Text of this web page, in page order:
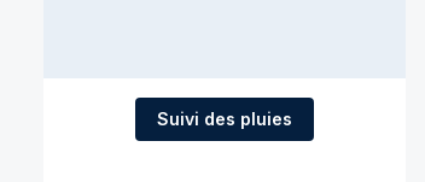
Suivi des pluies